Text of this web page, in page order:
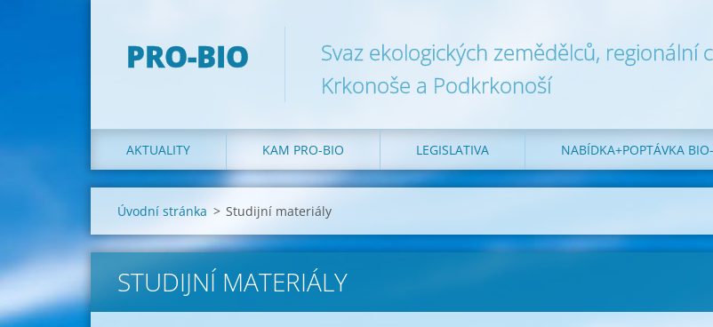
PRO-BIO
Svaz ekologických zemědělců, regionální
Krkonoše a Podkrkonoší
AKTUALITY KAM PRO-BIO LEGISLATIVA NABÍDKA+POPTÁVKA
Úvodní stránka > Studijní materiály
STUDIJNÍ MATERIÁLY